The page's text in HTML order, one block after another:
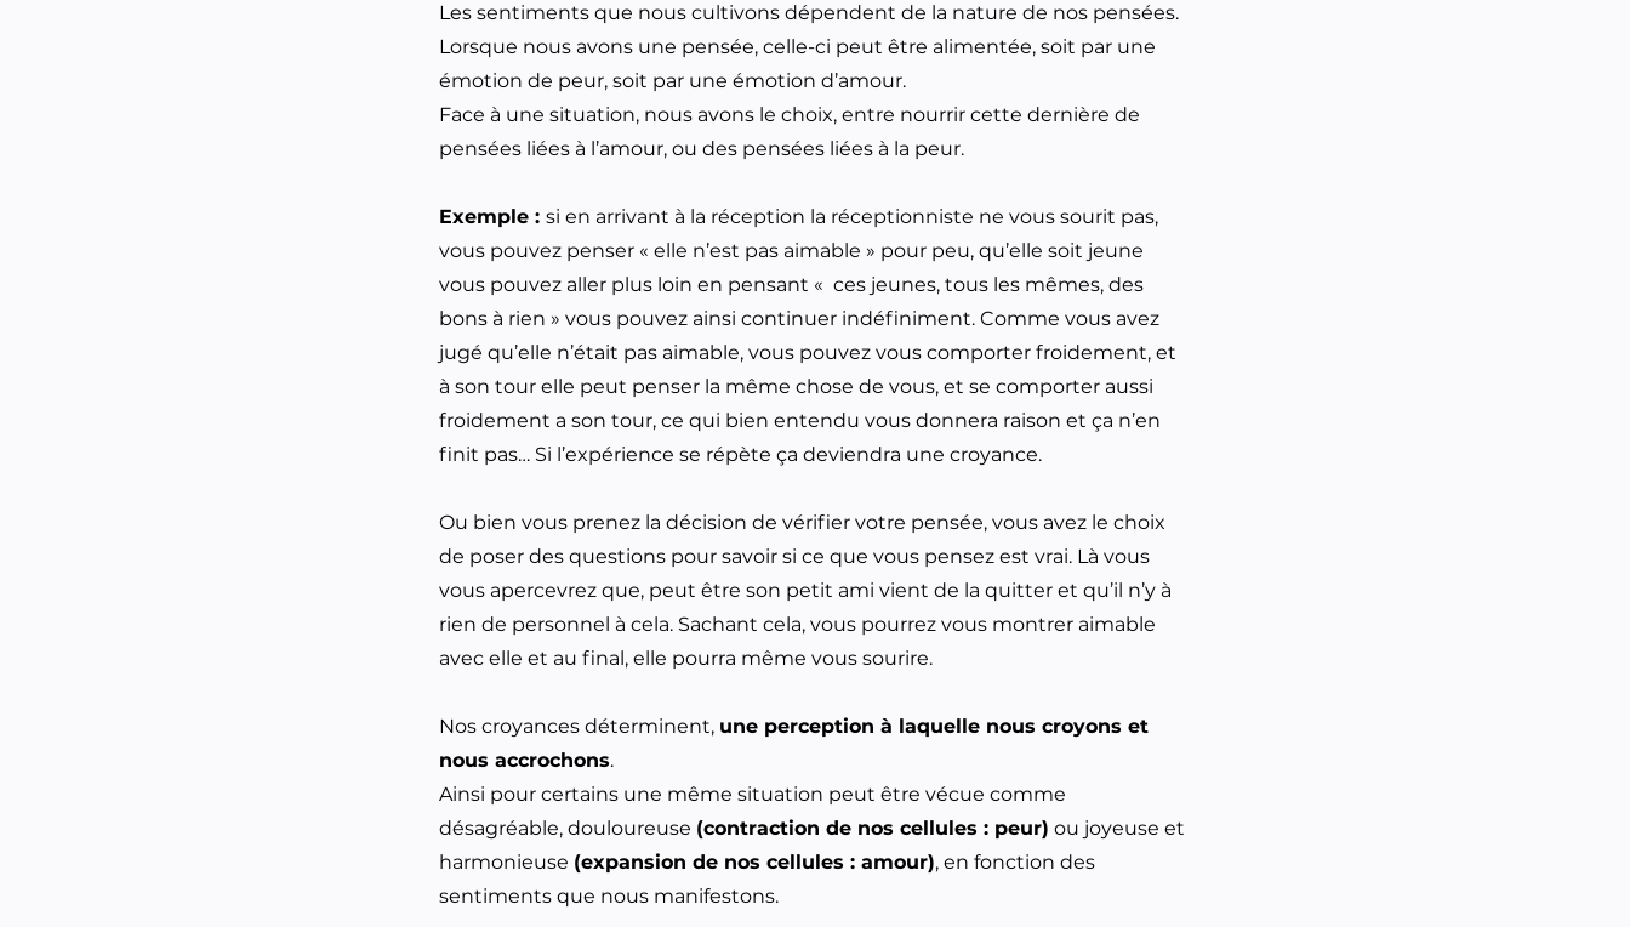
Les sentiments que nous cultivons dépendent de la nature de nos pensées.
Lorsque nous avons une pensée, celle-ci peut être alimentée, soit par une
émotion de peur, soit par une émotion d’amour.
Face à une situation, nous avons le choix, entre nourrir cette dernière de
pensées liées à l’amour, ou des pensées liées à la peur.
Exemple : si en arrivant à la réception la réceptionniste ne vous sourit pas,
vous pouvez penser « elle n’est pas aimable » pour peu, qu’elle soit jeune
vous pouvez aller plus loin en pensant « ces jeunes, tous les mêmes, des
bons à rien » vous pouvez ainsi continuer indéfiniment. Comme vous avez
jugé qu’elle n’était pas aimable, vous pouvez vous comporter froidement, et
à son tour elle peut penser la même chose de vous, et se comporter aussi
froidement a son tour, ce qui bien entendu vous donnera raison et ça n’en
finit pas… Si l’expérience se répète ça deviendra une croyance.
Ou bien vous prenez la décision de vérifier votre pensée, vous avez le choix
de poser des questions pour savoir si ce que vous pensez est vrai. Là vous
vous apercevrez que, peut être son petit ami vient de la quitter et qu’il n’y à
rien de personnel à cela. Sachant cela, vous pourrez vous montrer aimable
avec elle et au final, elle pourra même vous sourire.
Nos croyances déterminent, une perception à laquelle nous croyons et
nous accrochons.
Ainsi pour certains une même situation peut être vécue comme
désagréable, douloureuse (contraction de nos cellules : peur) ou joyeuse et
harmonieuse (expansion de nos cellules : amour), en fonction des
sentiments que nous manifestons.